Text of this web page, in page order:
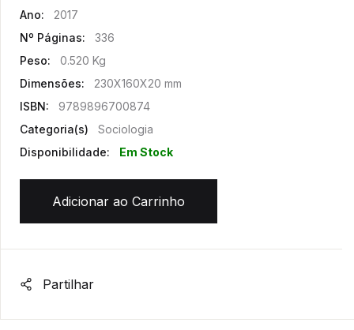
Ano:
2017
Nº Páginas:
336
Peso:
0.520 Kg
Dimensões:
230X160X20 mm
ISBN:
9789896700874
Categoria(s)
Sociologia
Disponibilidade:
Em Stock
Adicionar ao Carrinho
Partilhar